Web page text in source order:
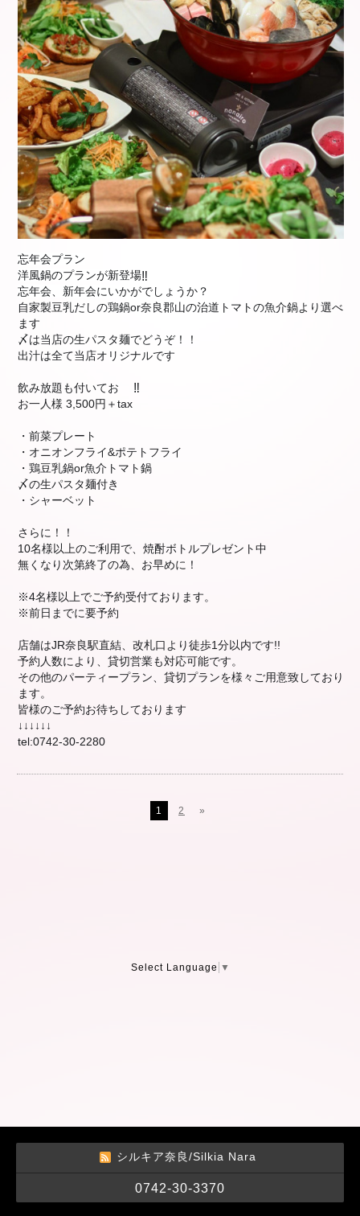
忘年会プラン
洋風鍋のプランが新登場‼︎
忘年会、新年会にいかがでしょうか？
自家製豆乳だしの鶏鍋or奈良郡山の治道トマトの魚介鍋より選べ
ます
〆は当店の生パスタ麺でどうぞ！！
出汁は全て当店オリジナルです
飲み放題も付いてお ‼︎
お一人様 3,500円＋tax
・前菜プレート
・オニオンフライ&ポテトフライ
・鶏豆乳鍋or魚介トマト鍋
〆の生パスタ麺付き
・シャーベット
さらに！！
10名様以上のご利用で、焼酎ボトルプレゼント中
無くなり次第終了の為、お早めに！
※4名様以上でご予約受付ております。
※前日までに要予約
店舗はJR奈良駅直結、改札口より徒歩1分以内です!!
予約人数により、貸切営業も対応可能です。
その他のパーティープラン、貸切プランを様々ご用意致しており
ます。
皆様のご予約お待ちしております
↓↓↓↓↓↓
tel:0742-30-2280
1 2 »
Select Language ▼
シルキア奈良/Silkia Nara
0742-30-3370